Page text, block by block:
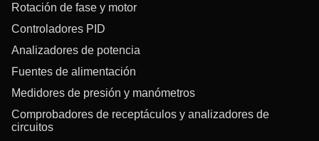
Rotación de fase y motor
Controladores PID
Analizadores de potencia
Fuentes de alimentación
Medidores de presión y manómetros
Comprobadores de receptáculos y analizadores de
circuitos